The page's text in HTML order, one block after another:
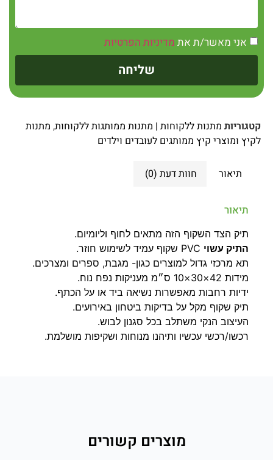
אני מאשר/ת את מדיניות הפרטיות
שליחה
קטגוריות מתנות ללקוחות | מתנות ממותגות ללקוחות, מתנות
לקיץ ומוצרי קיץ ממותגים לעובדים וילדים
תיאור חוות דעת (0)
תיאור
תיק הצד השקוף הזה מתאים לחוף וליומיום.
התיק עשוי
תא מרכזי גדול למוצרים כגון- מגבת, ספרים ומצרכים.
מידות 42×30×10 ס״מ מעניקות נפח נוח.
ידיות רחבות מאפשרות נשיאה ביד או על הכתף.
תיק שקוף מקל על בדיקות ביטחון באירועים.
העיצוב הנקי משתלב בכל סגנון לבוש.
רכשו/רכשי עכשיו ותיהנו מנוחות ושקיפות מושלמת.
מוצרים קשורים